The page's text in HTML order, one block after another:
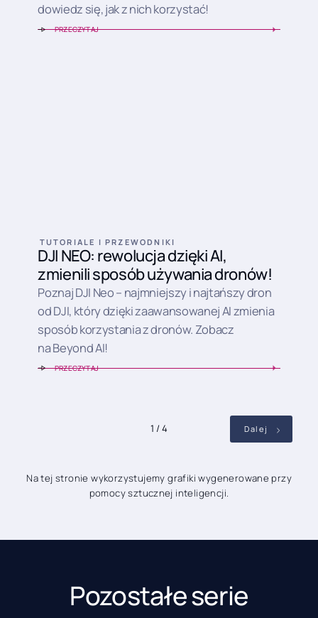
dowiedz się, jak z nich korzystać!
PRZECZYTAJ
TUTORIALE I PRZEWODNIKI
DJI NEO: rewolucja dzięki AI,
zmienili sposób używania dronów!
Poznaj DJI Neo – najmniejszy i najtańszy dron
od DJI, który dzięki zaawansowanej AI zmienia
sposób korzystania z dronów. Zobacz
na Beyond AI!
PRZECZYTAJ
1 / 4 Dalej
Na tej stronie wykorzystujemy grafiki wygenerowane przy
pomocy sztucznej inteligencji.
Pozostałe serie